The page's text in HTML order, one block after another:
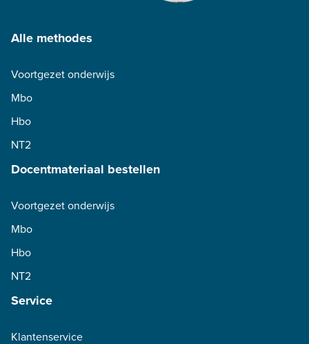
Alle methodes
Voortgezet onderwijs
Mbo
Hbo
NT2
Docentmateriaal bestellen
Voortgezet onderwijs
Mbo
Hbo
NT2
Service
Klantenservice